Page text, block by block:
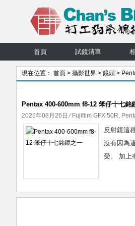
首頁 試鏡清單
現在位置： 首頁 > 攝影世界 > 鏡頭 >
Pentax 400-600mm f8-12 笨仔十七銘
2025年08月26日 ⁄ Fujifilm GFX 50R,
反射鏡這
沒有因為
受。 加上